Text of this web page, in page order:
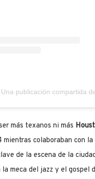
Una publicación compartida
más texanos ni más
colaboraban con la
de la escena de la
la meca del jazz y el gospel